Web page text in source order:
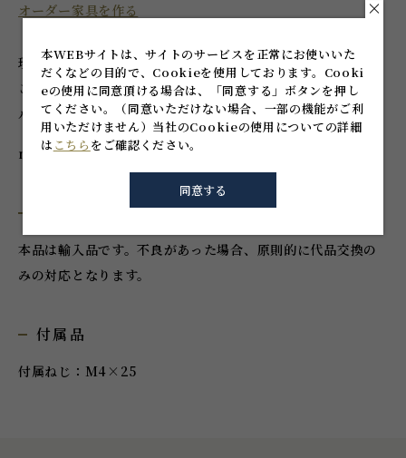
オーダー家具を作る
珪砂等の主成分に酸化鉛を加え、透明度や屈折率を高くする
ことで美しい輝きを放つクリスタルガラス。花を象ったフォ
ルムと繊細な輝きで、家具に高級感を演出します。
made in SPAIN
本品は輸入品です。不良があった場合、原則的に代品交換の
みの対応となります。
付属品
付属ねじ：M4×25
本WEBサイトは、サイトのサービスを正常にお使いいた
だくなどの目的で、Cookieを使用しております。 Cooki
eの使用に同意頂ける場合は、「同意する」ボタンを押し
てください。
（同意いただけない場合、一部の機能がご利
用いただけません） 当社のCookieの使用についての詳細
は こちら をご確認ください。
同意する